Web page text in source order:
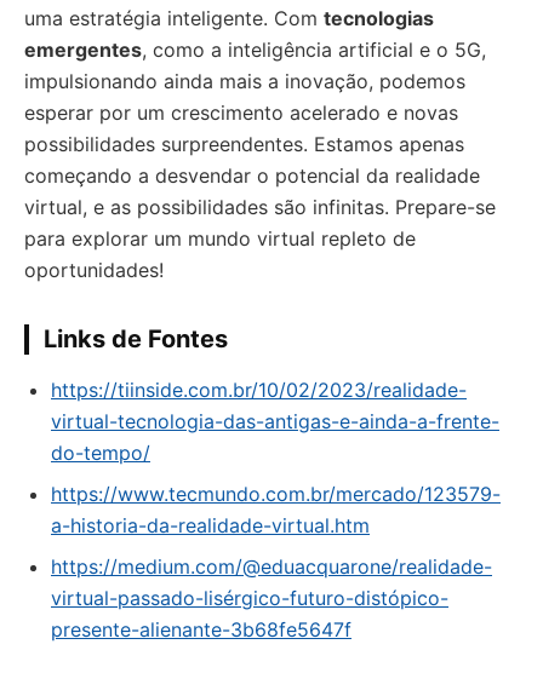
uma estratégia inteligente. Com tecnologias
emergentes, como a inteligência artificial e o 5G,
impulsionando ainda mais a inovação, podemos
esperar por um crescimento acelerado e novas
possibilidades surpreendentes. Estamos apenas
começando a desvendar o potencial da realidade
virtual, e as possibilidades são infinitas. Prepare-se
para explorar um mundo virtual repleto de
oportunidades!
Links de Fontes
https://tiinside.com.br/10/02/2023/realidade-
virtual-tecnologia-das-antigas-e-ainda-a-frente-
do-tempo/
https://www.tecmundo.com.br/mercado/123579-
a-historia-da-realidade-virtual.htm
https://medium.com/@eduacquarone/realidade-
virtual-passado-lisérgico-futuro-distópico-
presente-alienante-3b68fe5647f